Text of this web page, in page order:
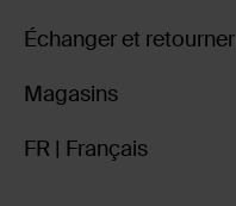
Échanger et retourner
Magasins
FR | Français